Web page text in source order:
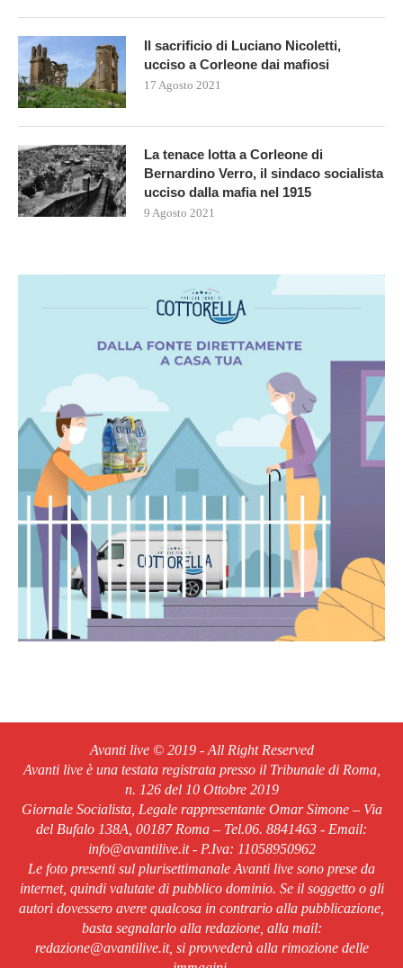
Il sacrificio di Luciano Nicoletti,
ucciso a Corleone dai mafiosi
17 Agosto 2021
La tenace lotta a Corleone di
Bernardino Verro, il sindaco socialista
ucciso dalla mafia nel 1915
9 Agosto 2021
Avanti live © 2019 - All Right Reserved
Avanti live è una testata registrata presso il Tribunale di Roma,
n. 126 del 10 Ottobre 2019
Giornale Socialista, Legale rappresentante Omar Simone – Via
del Bufalo 138A, 00187 Roma – Tel.06. 8841463 - Email:
info@avantilive.it - P.Iva: 11058950962
Le foto presenti sul plurisettimanale Avanti live sono prese da
internet, quindi valutate di pubblico dominio. Se il soggetto o gli
autori dovessero avere qualcosa in contrario alla pubblicazione,
basta segnalarlo alla redazione, alla mail:
redazione@avantilive.it, si provvederà alla rimozione delle